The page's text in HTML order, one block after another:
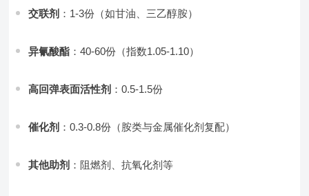
交联剂 ：1-3份（如甘油、三乙醇胺）
异氰酸酯 ：40-60份（指数1.05-1.10）
高回弹表面活性剂 ：0.5-1.5份
催化剂 ：0.3-0.8份（胺类与金属催化剂复配）
其他助剂 ：阻燃剂、抗氧化剂等